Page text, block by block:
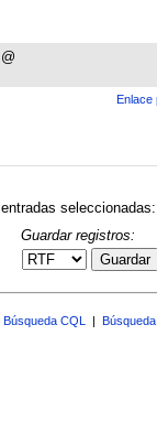
Enlace
seleccionadas:
Guardar registros:
Guardar
Búsqueda CQL